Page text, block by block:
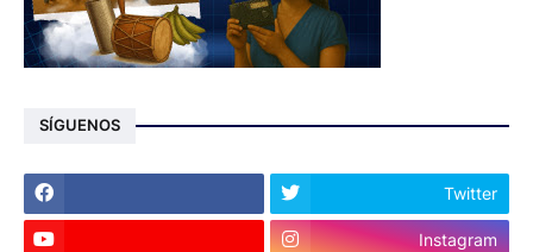
SÍGUENOS
Twitter
Instagram